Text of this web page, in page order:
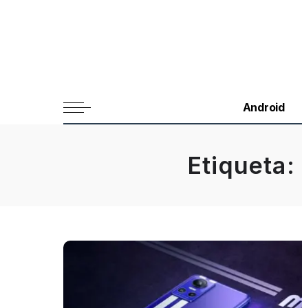
Android
Etiqueta: